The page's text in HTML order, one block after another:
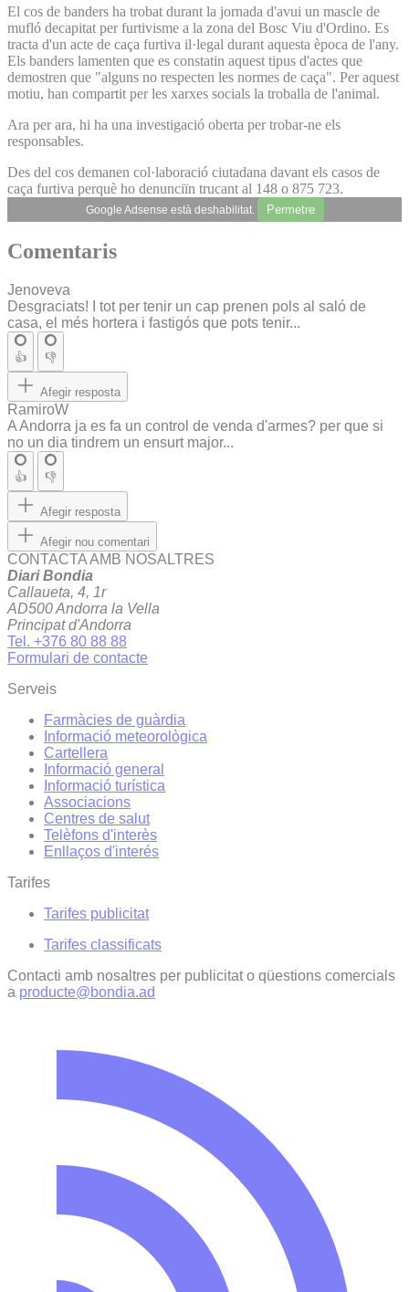
El cos de banders ha trobat durant la jornada d'avui un mascle de
mufló decapitat per furtivisme a la zona del Bosc Viu d'Ordino. Es
tracta d'un acte de caça furtiva il·legal durant aquesta època de l'any.
Els banders lamenten que es constatin aquest tipus d'actes que
demostren que "alguns no respecten les normes de caça". Per aquest
motiu, han compartit per les xarxes socials la troballa de l'animal.
Ara per ara, hi ha una investigació oberta per trobar-ne els
responsables.
Des del cos demanen col·laboració ciutadana davant els casos de
caça furtiva perquè ho denunciïn trucant al 148 o 875 723.
Google Adsense està deshabilitat. Permetre
Comentaris
Jenoveva
Desgraciats! I tot per tenir un cap prenen pols al saló de
casa, el més hortera i fastigós que pots tenir...
👍 👎
Afegir resposta
RamiroW
A Andorra ja es fa un control de venda d'armes? per que si
no un dia tindrem un ensurt major...
👍 👎
Afegir resposta
Afegir nou comentari
CONTACTA AMB NOSALTRES
Diari Bondia
Callaueta, 4, 1r
AD500 Andorra la Vella
Principat d'Andorra
Tel. +376 80 88 88
Formulari de contacte
Serveis
Farmàcies de guàrdia
Informació meteorològica
Cartellera
Informació general
Informació turística
Associacions
Centres de salut
Telèfons d'interès
Enllaços d'interés
Tarifes
Tarifes publicitat
Tarifes classificats
Contacti amb nosaltres per publicitat o qüestions comercials
a producte@bondia.ad